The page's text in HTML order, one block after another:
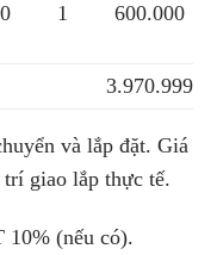
1 600.000
3.970.999
và lắp đặt. Giá
giao lắp thực tế.
10% (nếu có).